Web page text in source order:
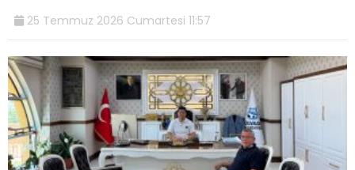
25 Temmuz 2026 Cumartesi 11:57